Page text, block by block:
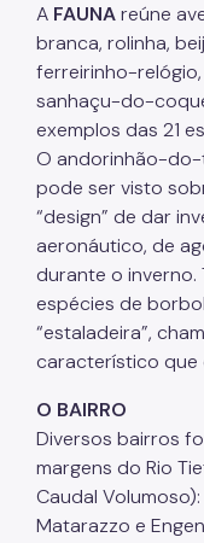
A FAUNAreúne
branca, rolinha,
ferreirinho-
sanhaçu-do-
exemplos das 21
O andorinhão-do-
pode ser visto
“design” de dar
aeronáutico, de
durante o inverno.
espécies de
“estaladeira”,
característico que
O BAIRRO
Diversos bairros
margens do Rio
Caudal
Matarazzo e